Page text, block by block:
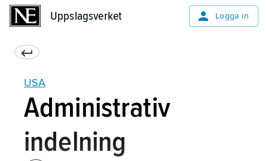
Uppslagsverket Logga in
USA
Administrativ
indelning